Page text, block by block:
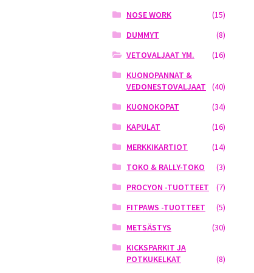
NOSE WORK
(15)
DUMMYT
(8)
VETOVALJAAT YM.
(16)
KUONOPANNAT &
VEDONESTOVALJAAT
(40)
KUONOKOPAT
(34)
KAPULAT
(16)
MERKKIKARTIOT
(14)
TOKO & RALLY-TOKO
(3)
PROCYON -TUOTTEET
(7)
FITPAWS -TUOTTEET
(5)
METSÄSTYS
(30)
KICKSPARKIT JA
POTKUKELKAT
(8)